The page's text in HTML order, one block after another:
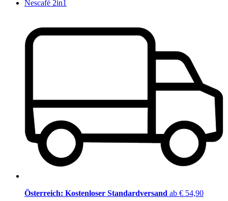
Nescafé 2in1
Österreich: Kostenloser Standardversand ab € 54,90